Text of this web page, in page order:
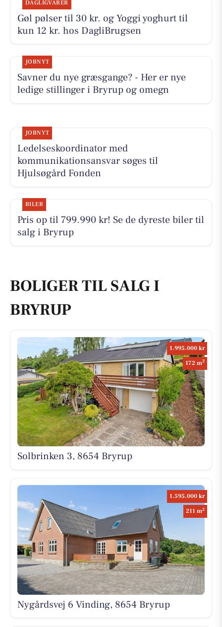
DAGLIGVARER
Gøl pølser til 30 kr. og Yoggi yoghurt til
kun 12 kr. hos DagliBrugsen
JOBNYT
Savner du nye græsgange? - Her er nye
ledige stillinger i Bryrup og omegn
JOBNYT
Ledelseskoordinator med
kommunikationsansvar søges til
Hjulsøgård Fonden
BILER
Pris op til 799.990 kr! Se de dyreste biler til
salg i Bryrup
BOLIGER TIL SALG I
BRYRUP
1.995.000 kr
172 m2
Solbrinken 3, 8654 Bryrup
1.595.000 kr
211 m2
Nygårdsvej 6 Vinding, 8654 Bryrup